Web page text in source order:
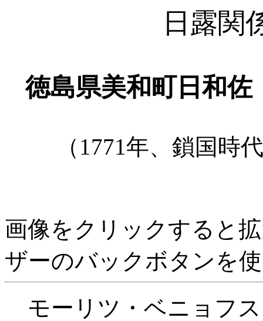
日露関
徳島県美和町日和
（1771年、鎖国時
画像をクリックすると
ザーのバックボタンを
モーリツ・ベニョフ